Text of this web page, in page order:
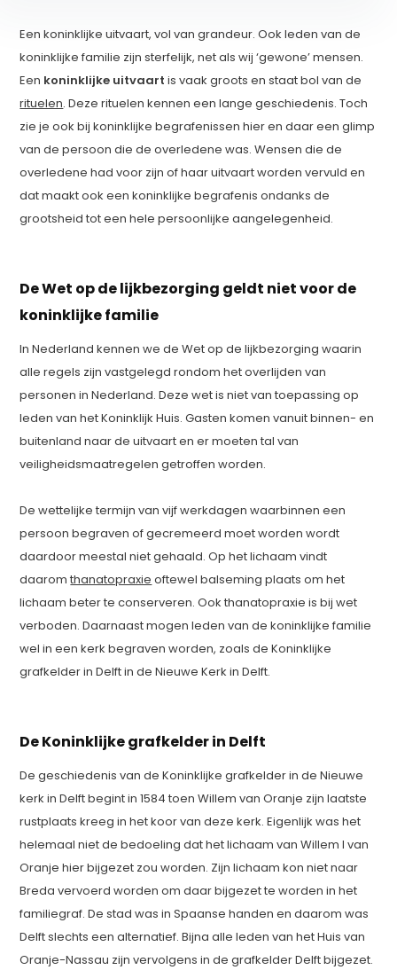
Een koninklijke uitvaart, vol van grandeur. Ook leden van de
koninklijke familie zijn sterfelijk, net als wij ‘gewone’ mensen.
Een koninklijke uitvaart is vaak groots en staat bol van de
rituelen. Deze rituelen kennen een lange geschiedenis. Toch
zie je ook bij koninklijke begrafenissen hier en daar een glimp
van de persoon die de overledene was. Wensen die de
overledene had voor zijn of haar uitvaart worden vervuld en
dat maakt ook een koninklijke begrafenis ondanks de
grootsheid tot een hele persoonlijke aangelegenheid.
De Wet op de lijkbezorging geldt niet voor de
koninklijke familie
In Nederland kennen we de Wet op de lijkbezorging waarin
alle regels zijn vastgelegd rondom het overlijden van
personen in Nederland. Deze wet is niet van toepassing op
leden van het Koninklijk Huis. Gasten komen vanuit binnen- en
buitenland naar de uitvaart en er moeten tal van
veiligheidsmaatregelen getroffen worden.
De wettelijke termijn van vijf werkdagen waarbinnen een
persoon begraven of gecremeerd moet worden wordt
daardoor meestal niet gehaald. Op het lichaam vindt
daaromthanatopraxie oftewel balseming plaats om het
lichaam beter te conserveren. Ook thanatopraxie is bij wet
verboden. Daarnaast mogen leden van de koninklijke familie
wel in een kerk begraven worden, zoals de Koninklijke
grafkelder in Delft in de Nieuwe Kerk in Delft.
De Koninklijke grafkelder in Delft
De geschiedenis van de Koninklijke grafkelder in de Nieuwe
kerk in Delft begint in 1584 toen Willem van Oranje zijn laatste
rustplaats kreeg in het koor van deze kerk. Eigenlijk was het
helemaal niet de bedoeling dat het lichaam van Willem I van
Oranje hier bijgezet zou worden. Zijn lichaam kon niet naar
Breda vervoerd worden om daar bijgezet te worden in het
familiegraf. De stad was in Spaanse handen en daarom was
Delft slechts een alternatief. Bijna alle leden van het Huis van
Oranje-Nassau zijn vervolgens in de grafkelder Delft bijgezet.